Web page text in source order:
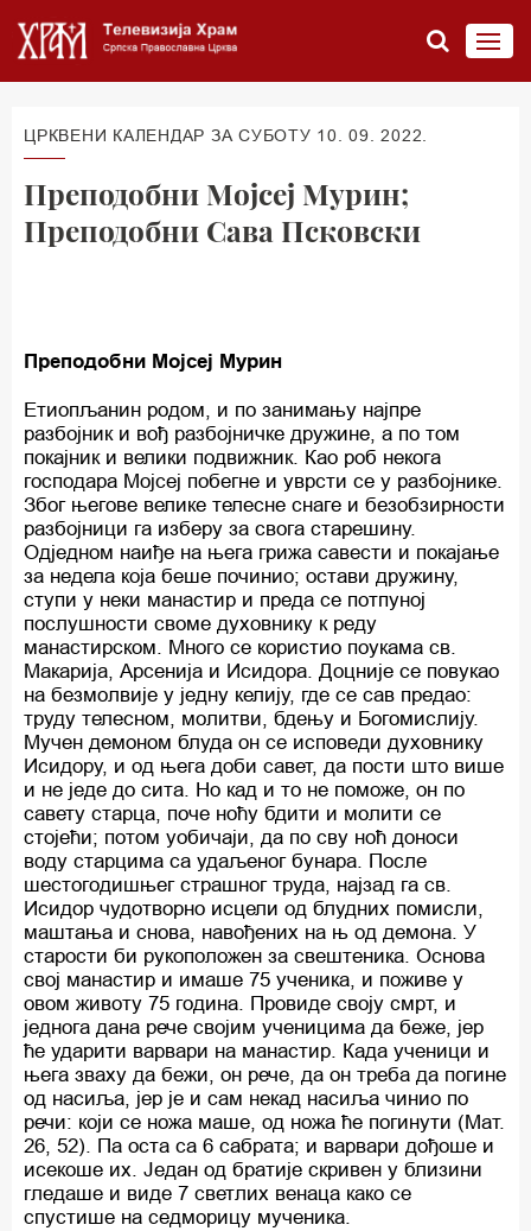
ЦРКВЕНИ КАЛЕНДАР ЗА СУБОТУ 10. 09. 2022.
Преподобни Мојсеј Мурин;
Преподобни Сава Псковски
Преподобни Мојсеј Мурин
Етиопљанин родом, и по занимању најпре
разбојник и вођ разбојничке дружине, а по том
покајник и велики подвижник. Као роб некога
господара Мојсеј побегне и уврсти се у разбојнике.
Због његове велике телесне снаге и безобзирности
разбојници га изберу за свога старешину.
Одједном наиђе на њега грижа савести и покајање
за недела која беше починио; остави дружину,
ступи у неки манастир и преда се потпуној
послушности своме духовнику к реду
манастирском. Много се користио поукама св.
Макарија, Арсенија и Исидора. Доцније се повукао
на безмолвије у једну келију, где се сав предао:
труду телесном, молитви, бдењу и Богомислију.
Мучен демоном блуда он се исповеди духовнику
Исидору, и од њега доби савет, да пости што више
и не једе до сита. Но кад и то не поможе, он по
савету старца, поче ноћу бдити и молити се
стојећи; потом уобичаји, да по сву ноћ доноси
воду старцима са удаљеног бунара. После
шестогодишњег страшног труда, најзад га св.
Исидор чудотворно исцели од блудних помисли,
маштања и снова, навођених на њ од демона. У
старости би рукоположен за свештеника. Основа
свој манастир и имаше 75 ученика, и поживе у
овом животу 75 година. Провиде своју смрт, и
једнога дана рече својим ученицима да беже, јер
ће ударити варвари на манастир. Када ученици и
њега зваху да бежи, он рече, да он треба да погине
од насиља, јер је и сам некад насиља чинио по
речи: који се ножа маше, од ножа ће погинути (Мат.
26, 52). Па оста са 6 сабрата; и варвари дођоше и
исекоше их. Један од братије скривен у близини
гледаше и виде 7 светлих венаца како се
спустише на седморицу мученика.